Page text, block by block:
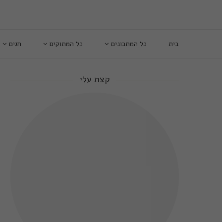
בית כל המתכונים כל המתוקים חגים
קצת עלי